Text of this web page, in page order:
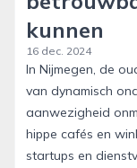
kunnen
16 dec. 2024
In Nijmegen, de
van dynamisch
aanwezigheid
hippe cafés en
startups en